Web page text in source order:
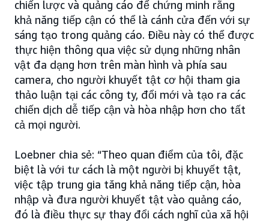
chiến lược và quảng cáo để chứng minh rằng
khả năng tiếp cận có thể là cánh cửa đến với sự
sáng tạo trong quảng cáo. Điều này có thể được
thực hiện thông qua việc sử dụng những nhân
vật đa dạng hơn trên màn hình và phía sau
camera, cho người khuyết tật cơ hội tham gia
thảo luận tại các công ty, đổi mới và tạo ra các
chiến dịch dễ tiếp cận và hòa nhập hơn cho tất
cả mọi người.
Loebner chia sẻ: “Theo quan điểm của tôi, đặc
biệt là với tư cách là một người bị khuyết tật,
việc tập trung gia tăng khả năng tiếp cận, hòa
nhập và đưa người khuyết tật vào quảng cáo,
đó là điều thực sự thay đổi cách nghĩ của xã hội